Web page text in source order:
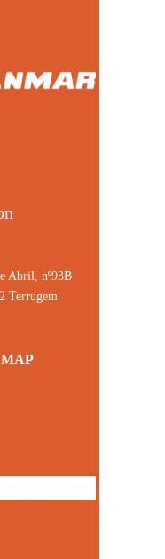
Abril, nº93B
Terrugem